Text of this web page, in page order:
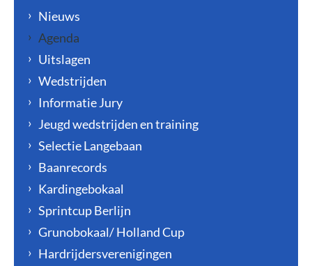
Nieuws
Agenda
Uitslagen
Wedstrijden
Informatie Jury
Jeugd wedstrijden en training
Selectie Langebaan
Baanrecords
Kardingebokaal
Sprintcup Berlijn
Grunobokaal/ Holland Cup
Hardrijdersverenigingen